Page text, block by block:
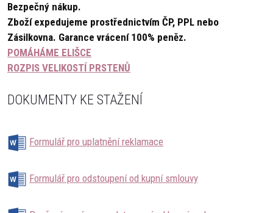
Bezpečný nákup.
Zboží expedujeme prostřednictvím ČP, PPL nebo
Zásilkovna. Garance vrácení 100% peněz.
POMÁHÁME ELIŠCE
ROZPIS VELIKOSTÍ PRSTENŮ
DOKUMENTY KE STAŽENÍ
Formulář pro uplatnění reklamace
Formulář pro odstoupení od kupní smlouvy